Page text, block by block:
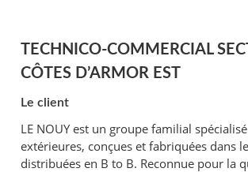
TECHNICO-COMMERCIAL
CÔTES D’ARMOR EST
Le client
LE NOUY est un groupe familial
extérieures, conçues et fabriquées dans
distribuées en B to B. Reconnue pour la